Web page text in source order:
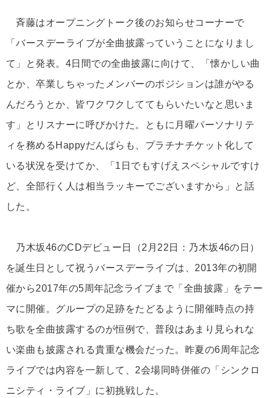
斉藤はオープニングトーク後のお知らせコーナーで
「バースデーライブが全曲披露っていうことになりまし
て」と発表。4日間での全曲披露に向けて、「懐かしい曲
とか、卒業しちゃったメンバーのポジションは誰がやる
んだろうとか、皆ワクワクしててもらいたいなと思いま
す」とリスナーに呼びかけた。ともに月曜パーソナリテ
ィを務めるHappyだんばらも、プラチナチケット化して
いる状況を受けてか、「1日でもすげえスペシャルですけ
ど、全部行く人は相当ラッキーでございますから」と話
した。
乃木坂46のCDデビュー日（2月22日：乃木坂46の日）
を誕生日として祝うバースデーライブは、2013年の初開
催から2017年の5周年記念ライブまで「全曲披露」をテー
マに開催。グループの足跡をたどるように開催時点の持
ち歌を全曲披露するのが恒例で、普段はあまり見られな
い楽曲も披露される貴重な機会だった。昨夏の6周年記念
ライブでは内容を一新して、2会場同時併催の「シンクロ
ニシティ・ライブ」に初挑戦した。